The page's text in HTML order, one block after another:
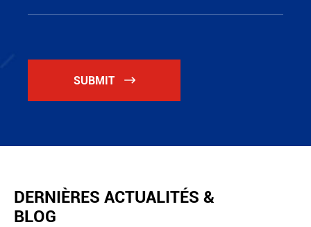
SUBMIT 
DERNIÈRES ACTUALITÉS &
BLOG